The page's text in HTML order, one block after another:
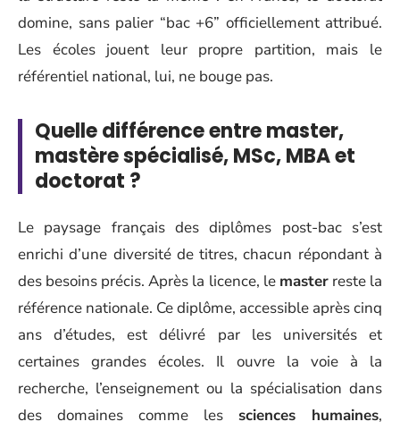
domine, sans palier “bac +6” officiellement attribué.
Les écoles jouent leur propre partition, mais le
référentiel national, lui, ne bouge pas.
Quelle différence entre master,
mastère spécialisé, MSc, MBA et
doctorat ?
Le paysage français des diplômes post-bac s’est
enrichi d’une diversité de titres, chacun répondant à
des besoins précis. Après la licence, le masterreste la
référence nationale. Ce diplôme, accessible après cinq
ans d’études, est délivré par les universités et
certaines grandes écoles. Il ouvre la voie à la
recherche, l’enseignement ou la spécialisation dans
des domaines comme les sciences humaines,